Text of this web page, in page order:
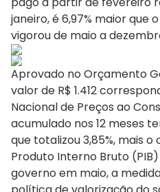
janeiro, é 6,97% maior que
vigorou de maio a
Aprovado no Orçamento
valor de R$ 1.412
Nacional de Preços ao
acumulado nos 12 meses
que totalizou 3,85%, mais
Produto Interno Bruto
governo em maio, a